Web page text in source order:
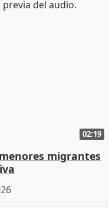
02:19
migrantes